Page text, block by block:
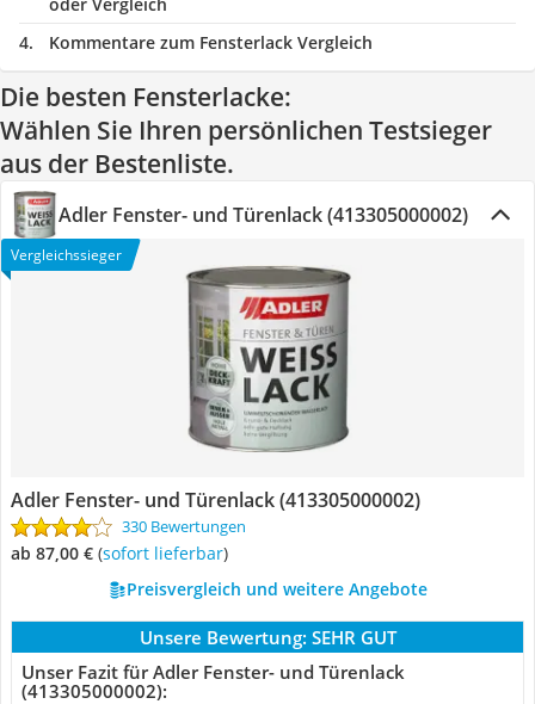
Kommentare zum Fensterlack Vergleich
Die besten Fensterlacke:
Wählen Sie Ihren persönlichen Testsieger
aus der Bestenliste.
Adler Fenster- und Türenlack (413305000002)
Vergleichssieger
Adler Fenster- und Türenlack (413305000002)
330 Bewertungen
ab 87,00 € ( Sofort lieferbar)
Preisvergleich und weitere Angebote
Unsere Bewertung: SEHR GUT
Unser Fazit für Adler Fenster- und Türenlack
(413305000002):